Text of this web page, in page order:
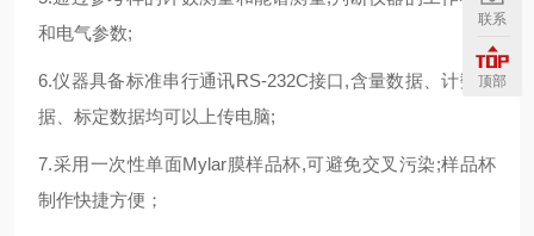
和电气参数;
6.仪器具备标准串行通讯RS-232C接口,含量数据、计数数
据、标定数据均可以上传电脑;
7.采用一次性单面Mylar膜样品杯,可避免交叉污染;样品杯
制作快捷方便；
联系
顶部